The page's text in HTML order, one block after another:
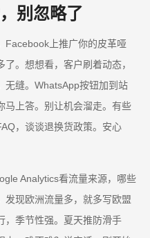
别忽略了
Facebook上推广你的皮革哑
。想想看，客户刷着动态，
无缝。WhatsApp按钮加到站
马上答。别让机会溜走。有些
，谈谈退换货政策。安心
Analytics看流量来源，哪些
发现欧洲流量多，就多写欧盟
，季节性强。夏天推防滑手